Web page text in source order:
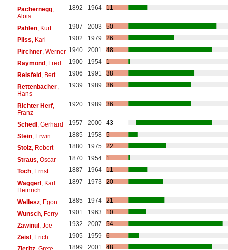
Pachernegg,
Alois
1892 1964 11
Pahlen, Kurt 1907 2003
50
Pilss , Karl 1902 1979
26
Pirchner, Werner 1940 2001
48
Raymond, Fred 1900 1954
1
Reisfeld, Bert 1906 1991
38
Rettenbacher,
Hans
1939 1989 36
Richter Herf,
Franz
1920 1989 36
Schedl, Gerhard 1957 2000
43
Stein, Erwin 1885 1958
5
Stolz, Robert 1880 1975
22
Straus , Oscar 1870 1954
1
Toch, Ernst 1887 1964
11
Waggerl, Karl
Heinrich
1897 1973 20
Wellesz, Egon 1885 1974
21
Wunsch, Ferry 1901 1963
10
Zawinul, Joe 1932 2007
54
Zeisl, Erich 1905 1959
6
1899 2001
48